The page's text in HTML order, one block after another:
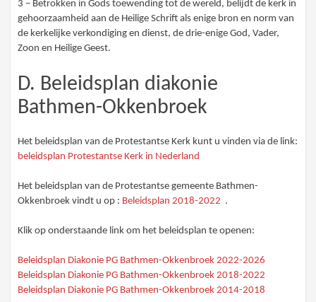
3 – Betrokken in Gods toewending tot de wereld, belijdt de kerk in
gehoorzaamheid aan de Heilige Schrift als enige bron en norm van
de kerkelijke verkondiging en dienst, de drie-enige God, Vader,
Zoon en Heilige Geest.
D. Beleidsplan diakonie
Bathmen-Okkenbroek
Het beleidsplan van de Protestantse Kerk kunt u vinden via de link:
beleidsplan Protestantse Kerk in Nederland
Het beleidsplan van de Protestantse gemeente Bathmen-
Okkenbroek vindt u op : Beleidsplan 2018-2022 .
Klik op onderstaande link om het beleidsplan te openen:
Beleidsplan Diakonie PG Bathmen-Okkenbroek 2022-2026
Beleidsplan Diakonie PG Bathmen-Okkenbroek 2018-2022
Beleidsplan Diakonie PG Bathmen-Okkenbroek 2014-2018